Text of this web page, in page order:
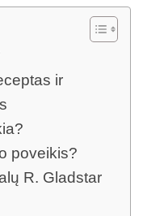
ir
poveikis?
R. Gladstar